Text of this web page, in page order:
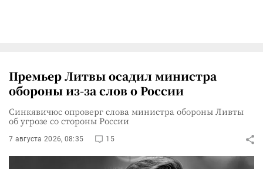
Премьер Литвы осадил министра
обороны из-за слов о России
Синкявичюс опроверг слова министра обороны Ливты
об угрозе со стороны России
7 августа 2026, 08:35 15